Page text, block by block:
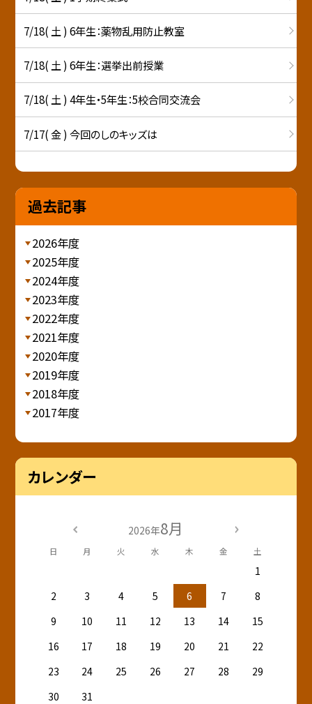
7/18( 土 ) 6年生：薬物乱用防止教室
7/18( 土 ) 6年生：選挙出前授業
7/18( 土 ) 4年生・5年生：5校合同交流会
7/17( 金 ) 今回のしのキッズは
過去記事
2026年度
2025年度
2024年度
2023年度
2022年度
2021年度
2020年度
2019年度
2018年度
2017年度
カレンダー
2026年8月
日 月 火 水 木 金 土
1
2
3 4 5 6 7
8
9
10 11 12 13 14
15
16
17 18 19 20 21
22
23
24 25 26 27 28
29
30
31